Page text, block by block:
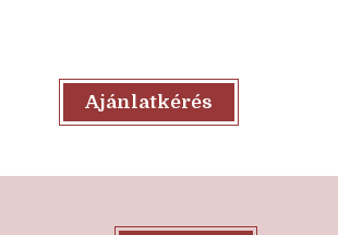
Ajánlatkérés